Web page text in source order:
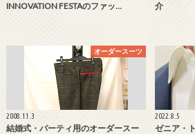
INNOVATION FESTAのファッ…
介
オーダースーツ
2008.11.3
結婚式・パーティ用のオーダースー
2022.8.5
ゼニア・